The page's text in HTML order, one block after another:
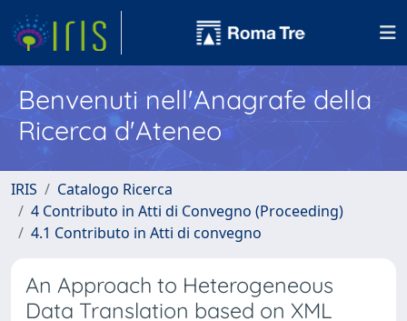
Benvenuti nell'Anagrafe della
Ricerca d'Ateneo
IRIS
Catalogo Ricerca
4 Contributo in Atti di Convegno (Proceeding)
4.1 Contributo in Atti di convegno
An Approach to Heterogeneous
Data Translation based on XML